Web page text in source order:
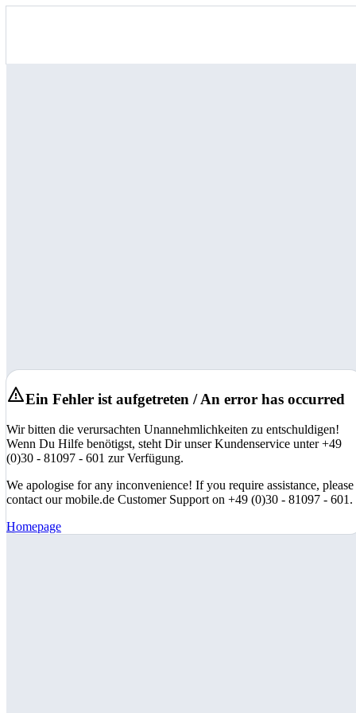
Ein Fehler ist aufgetreten / An error has occurred
Wir bitten die verursachten Unannehmlichkeiten zu entschuldigen!
Wenn Du Hilfe benötigst, steht Dir unser Kundenservice unter +49
(0)30 - 81097 - 601 zur Verfügung.
We apologise for any inconvenience! If you require assistance, please
contact our mobile.de Customer Support on +49 (0)30 - 81097 - 601.
Homepage